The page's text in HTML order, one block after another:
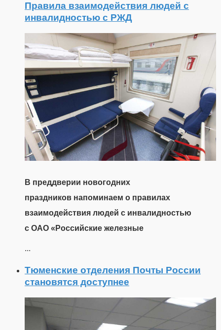
Правила взаимодействия людей с
инвалидностью с РЖД
В преддверии новогодних
праздников напоминаем о правилах
взаимодействия людей с инвалидностью
с ОАО «Российские железные
...
Тюменские отделения Почты России
становятся доступнее